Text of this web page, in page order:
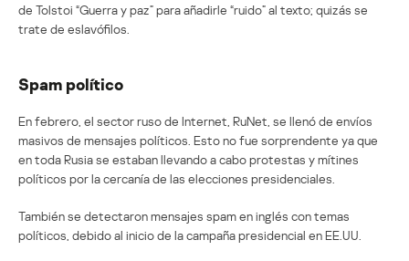
de Tolstoi “Guerra y paz” para añadirle “ruido” al texto; quizás se
trate de eslavófilos.
Spam político
En febrero, el sector ruso de Internet, RuNet, se llenó de envíos
masivos de mensajes políticos. Esto no fue sorprendente ya que
en toda Rusia se estaban llevando a cabo protestas y mítines
políticos por la cercanía de las elecciones presidenciales.
También se detectaron mensajes spam en inglés con temas
políticos, debido al inicio de la campaña presidencial en EE.UU.